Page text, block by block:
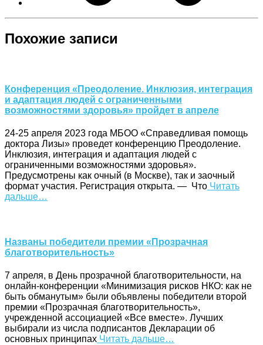
Похожие записи
Конференция «Преодоление. Инклюзия, интеграция
и адаптация людей с ограниченными
возможностями здоровья» пройдет в апреле
24-25 апреля 2023 года МБОО «Справедливая помощь
доктора Лизы» проведет конференцию Преодоление.
Инклюзия, интеграция и адаптация людей с
ограниченными возможностями здоровья».
Предусмотрены как очный (в Москве), так и заочный
формат участия. Регистрация открыта. — Что Читать
дальше…
Названы победители премии «Прозрачная
благотворительность»
7 апреля, в День прозрачной благотворительности, на
онлайн-конференции «Минимизация рисков НКО: как не
быть обманутым» были объявлены победители второй
премии «Прозрачная благотворительность»,
учрежденной ассоциацией «Все вместе». Лучших
выбирали из числа подписантов Декларации об
основных принципах Читать дальше…